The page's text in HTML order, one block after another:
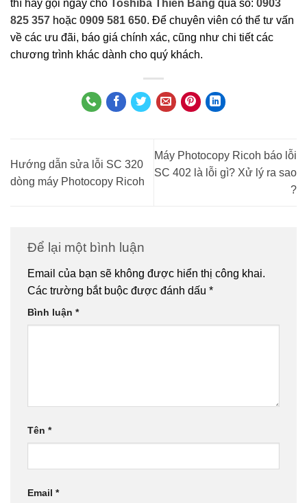
thì hãy gọi ngay cho Toshiba Thiên Băng qua số: 0903
825 357 hoặc 0909 581 650. Để chuyên viên có thể tư vấn
về các ưu đãi, báo giá chính xác, cũng như chi tiết các
chương trình khác dành cho quý khách.
Hướng dẫn sửa lỗi SC 320
dòng máy Photocopy Ricoh
Máy Photocopy Ricoh báo lỗi
SC 402 là lỗi gì? Xử lý ra sao
?
Để lại một bình luận
Email của bạn sẽ không được hiển thị công khai.
Các trường bắt buộc được đánh dấu *
Bình luận *
Tên *
Email *